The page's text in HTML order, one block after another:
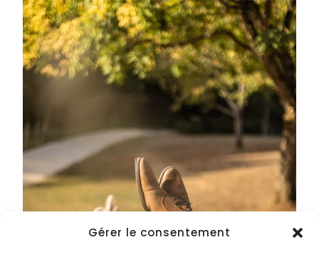
Gérer le consentement